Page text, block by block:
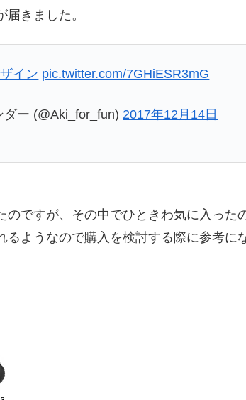
届きました。
イン pic.twitter.com/7GHiESR3mG
ー (@Aki_for_fun) 2017年12月14日
のですが、その中でひときわ気に入った
るようなので購入を検討する際に参考に